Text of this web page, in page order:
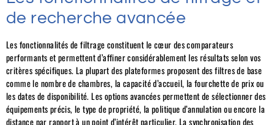
de recherche avancée
Les fonctionnalités de filtrage constituent le cœur des comparateurs
performants et permettent d’affiner considérablement les résultats selon vos
critères spécifiques. La plupart des plateformes proposent des filtres de base
comme le nombre de chambres, la capacité d’accueil, la fourchette de prix ou
les dates de disponibilité. Les options avancées permettent de sélectionner des
équipements précis, le type de propriété, la politique d’annulation ou encore la
distance par rapport à un point d’intérêt particulier. La synchronisation des